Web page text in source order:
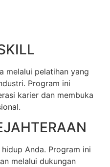
melalui pelatihan yang
Program ini
karier dan membuka
Anda. Program ini
melalui dukungan